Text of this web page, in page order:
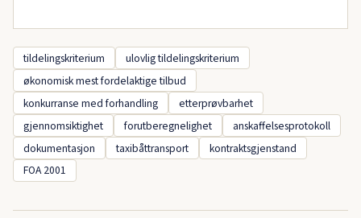
tildelingskriterium
ulovlig tildelingskriterium
økonomisk mest fordelaktige tilbud
konkurranse med forhandling
etterprøvbarhet
gjennomsiktighet
forutberegnelighet
anskaffelsesprotokoll
dokumentasjon
taxibåttransport
kontraktsgjenstand
FOA 2001